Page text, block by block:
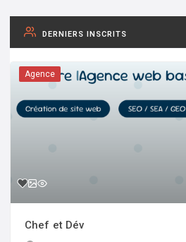
DERNIERS INSCRITS
Agence
Chef et Dév